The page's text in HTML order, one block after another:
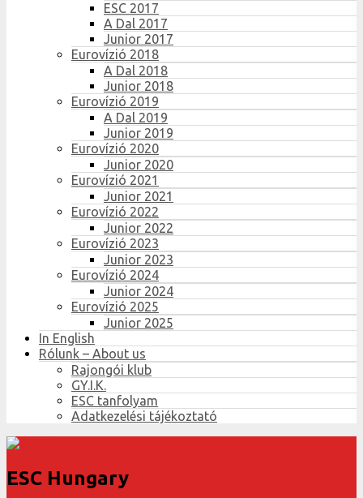
ESC 2017
A Dal 2017
Junior 2017
Eurovízió 2018
A Dal 2018
Junior 2018
Eurovízió 2019
A Dal 2019
Junior 2019
Eurovízió 2020
Junior 2020
Eurovízió 2021
Junior 2021
Eurovízió 2022
Junior 2022
Eurovízió 2023
Junior 2023
Eurovízió 2024
Junior 2024
Eurovízió 2025
Junior 2025
In English
Rólunk – About us
Rajongói klub
GY.I.K.
ESC tanfolyam
Adatkezelési tájékoztató
ESC Hungary